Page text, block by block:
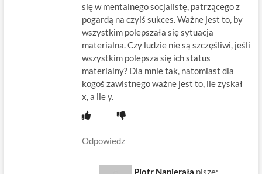
się w mentalnego socjalistę, patrzącego z
pogardą na czyiś sukces. Ważne jest to, by
wszystkim polepszała się sytuacja
materialna. Czy ludzie nie są szczęśliwi, jeśli
wszystkim polepsza się ich status
materialny? Dla mnie tak, natomiast dla
kogoś zawistnego ważne jest to, ile zyskał
x, a ile y.
Odpowiedz